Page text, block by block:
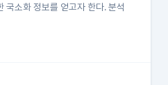
국소화 정보를 얻고자 한다. 분석